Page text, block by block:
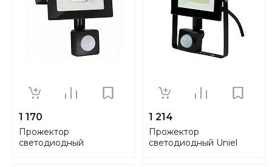
1 170
Прожектор
светодиодный
1 214
Прожектор
светодиодный Uniel